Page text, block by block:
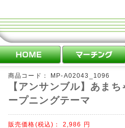
商品コード： MP-A02043_1096
【アンサンブル】あまち
ープニングテーマ
販売価格(税込)： 2,986
円